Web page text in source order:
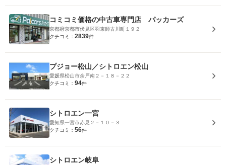
コミコミ価格の中古車専門店 パッカーズ
京都府京都市伏見区羽束師古川町１９２
クチコミ： 2839件
プジョー松山／シトロエン松山
愛媛県松山市余戸南２－１８－２２
クチコミ： 94件
シトロエン一宮
愛知県一宮市赤見２－１０－３
クチコミ： 56件
シトロエン岐阜